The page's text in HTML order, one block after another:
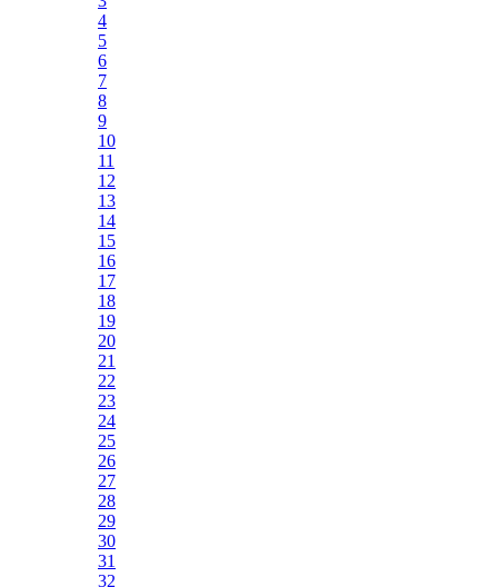
4
5
6
7
8
9
10
11
12
13
14
15
16
17
18
19
20
21
22
23
24
25
26
27
28
29
30
31
32